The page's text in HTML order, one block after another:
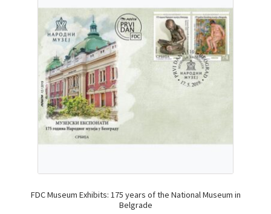
FDC Museum Exhibits: 175 years of the National Museum in
Belgrade